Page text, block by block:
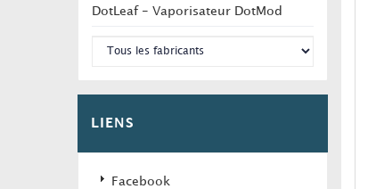
DotLeaf - Vaporisateur DotMod
LIENS
Facebook